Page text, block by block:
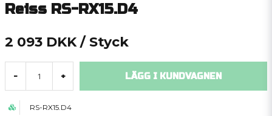
Reiss RS-RX15.D4
2 093 DKK / Styck
- + LÄGG I KUNDVAGNEN
RS-RX15.D4